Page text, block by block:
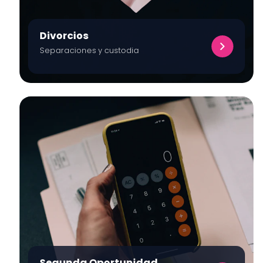
Divorcios
Separaciones y custodia